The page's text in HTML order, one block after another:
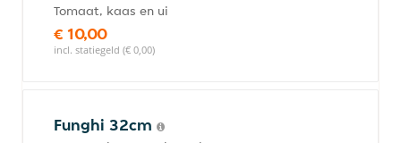
Tomaat, kaas en ui
€ 10,00
incl. statiegeld (€ 0,00)
Funghi 32cm